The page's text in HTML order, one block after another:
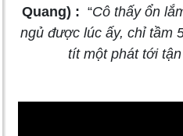
Quang) : “Cô thấy ổn
ngủ được lúc ấy, chỉ tầm
tít một phát tới